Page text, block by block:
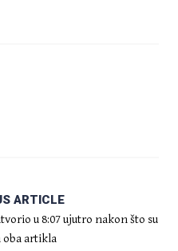
ARTICLE
u 8:07 ujutro nakon što su
oba artikla